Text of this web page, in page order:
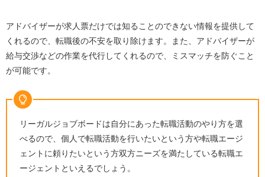
アドバイザーが求人票だけでは知ることのできない情報を提供して
くれるので、転職後の不安を取り除けます。また、アドバイザーが
給与交渉などの作業を代行してくれるので、ミスマッチを防ぐこと
が可能です。
リーガルジョブボードは自分にあった転職活動のやり方を選
べるので、個人で転職活動を行いたいという方や転職エージ
ェントに頼りたいという方双方ニーズを満たしている転職エ
ージェントといえるでしょう。